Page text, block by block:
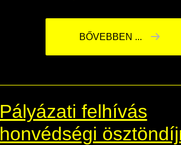
BŐVEBBEN ...
Pályázati felhívás
honvédségi